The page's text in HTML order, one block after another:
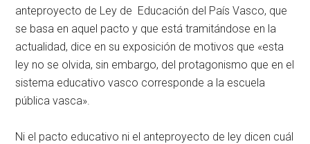
anteproyecto de Ley de Educación del País Vasco, que
se basa en aquel pacto y que está tramitándose en la
actualidad, dice en su exposición de motivos que «esta
ley no se olvida, sin embargo, del protagonismo que en el
sistema educativo vasco corresponde a la escuela
pública vasca».
Ni el pacto educativo ni el anteproyecto de ley dicen cuál